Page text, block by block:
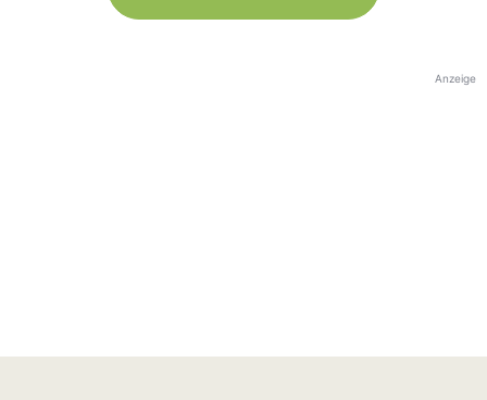
Anzeige